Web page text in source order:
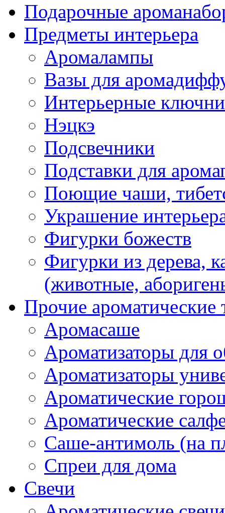
Подарочные
Предметы интерьера
Аромалампы
Вазы для
Интерьерные
Нэцкэ
Подсвечники
Подставки для
Поющие чаши,
Украшение
Фигурки божеств
Фигурки из дерева,
(животные,
Прочие ароматические
Аромасаше
Ароматизаторы для
Ароматизаторы
Ароматические
Ароматические
Саше-антимоль (на
Спреи для дома
Свечи